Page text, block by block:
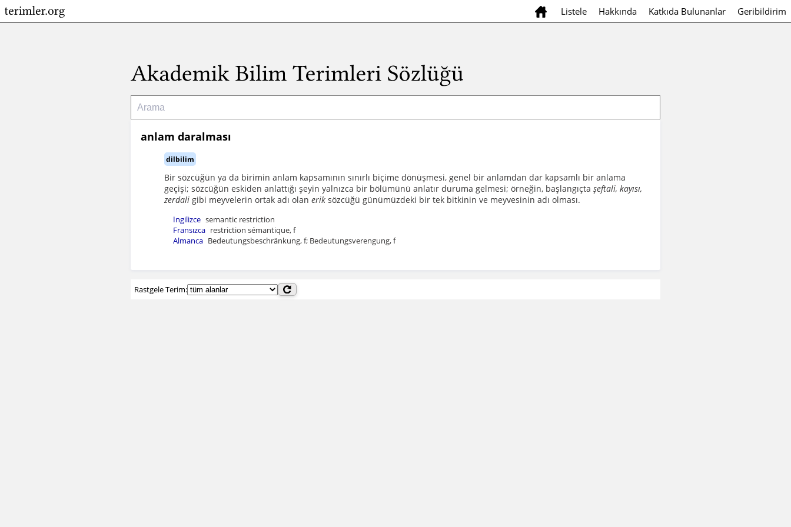
Listele Hakkında Katkıda Bulunanlar Geribildirim
anlam daralması
dilbilim
Bir sözcüğün ya da birimin anlam kapsamının sınırlı biçime dönüşmesi, genel bir anlamdan dar kapsamlı bir anlama
geçişi; sözcüğün eskiden anlattığı şeyin yalnızca bir bölümünü anlatır duruma gelmesi; örneğin, başlangıçta şeftali, kayısı,
zerdali gibi meyvelerin ortak adı olan erik sözcüğü günümüzdeki bir tek bitkinin ve meyvesinin adı olması.
İngilizce semantic restriction
Fransızca restriction sémantique, f
Almanca Bedeutungsbeschränkung, f; Bedeutungsverengung, f
Rastgele Terim: